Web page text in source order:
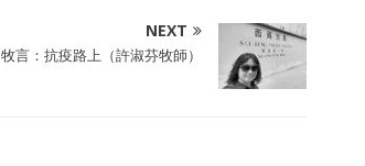
NEXT
牧言：抗疫路上（許淑芬牧師）